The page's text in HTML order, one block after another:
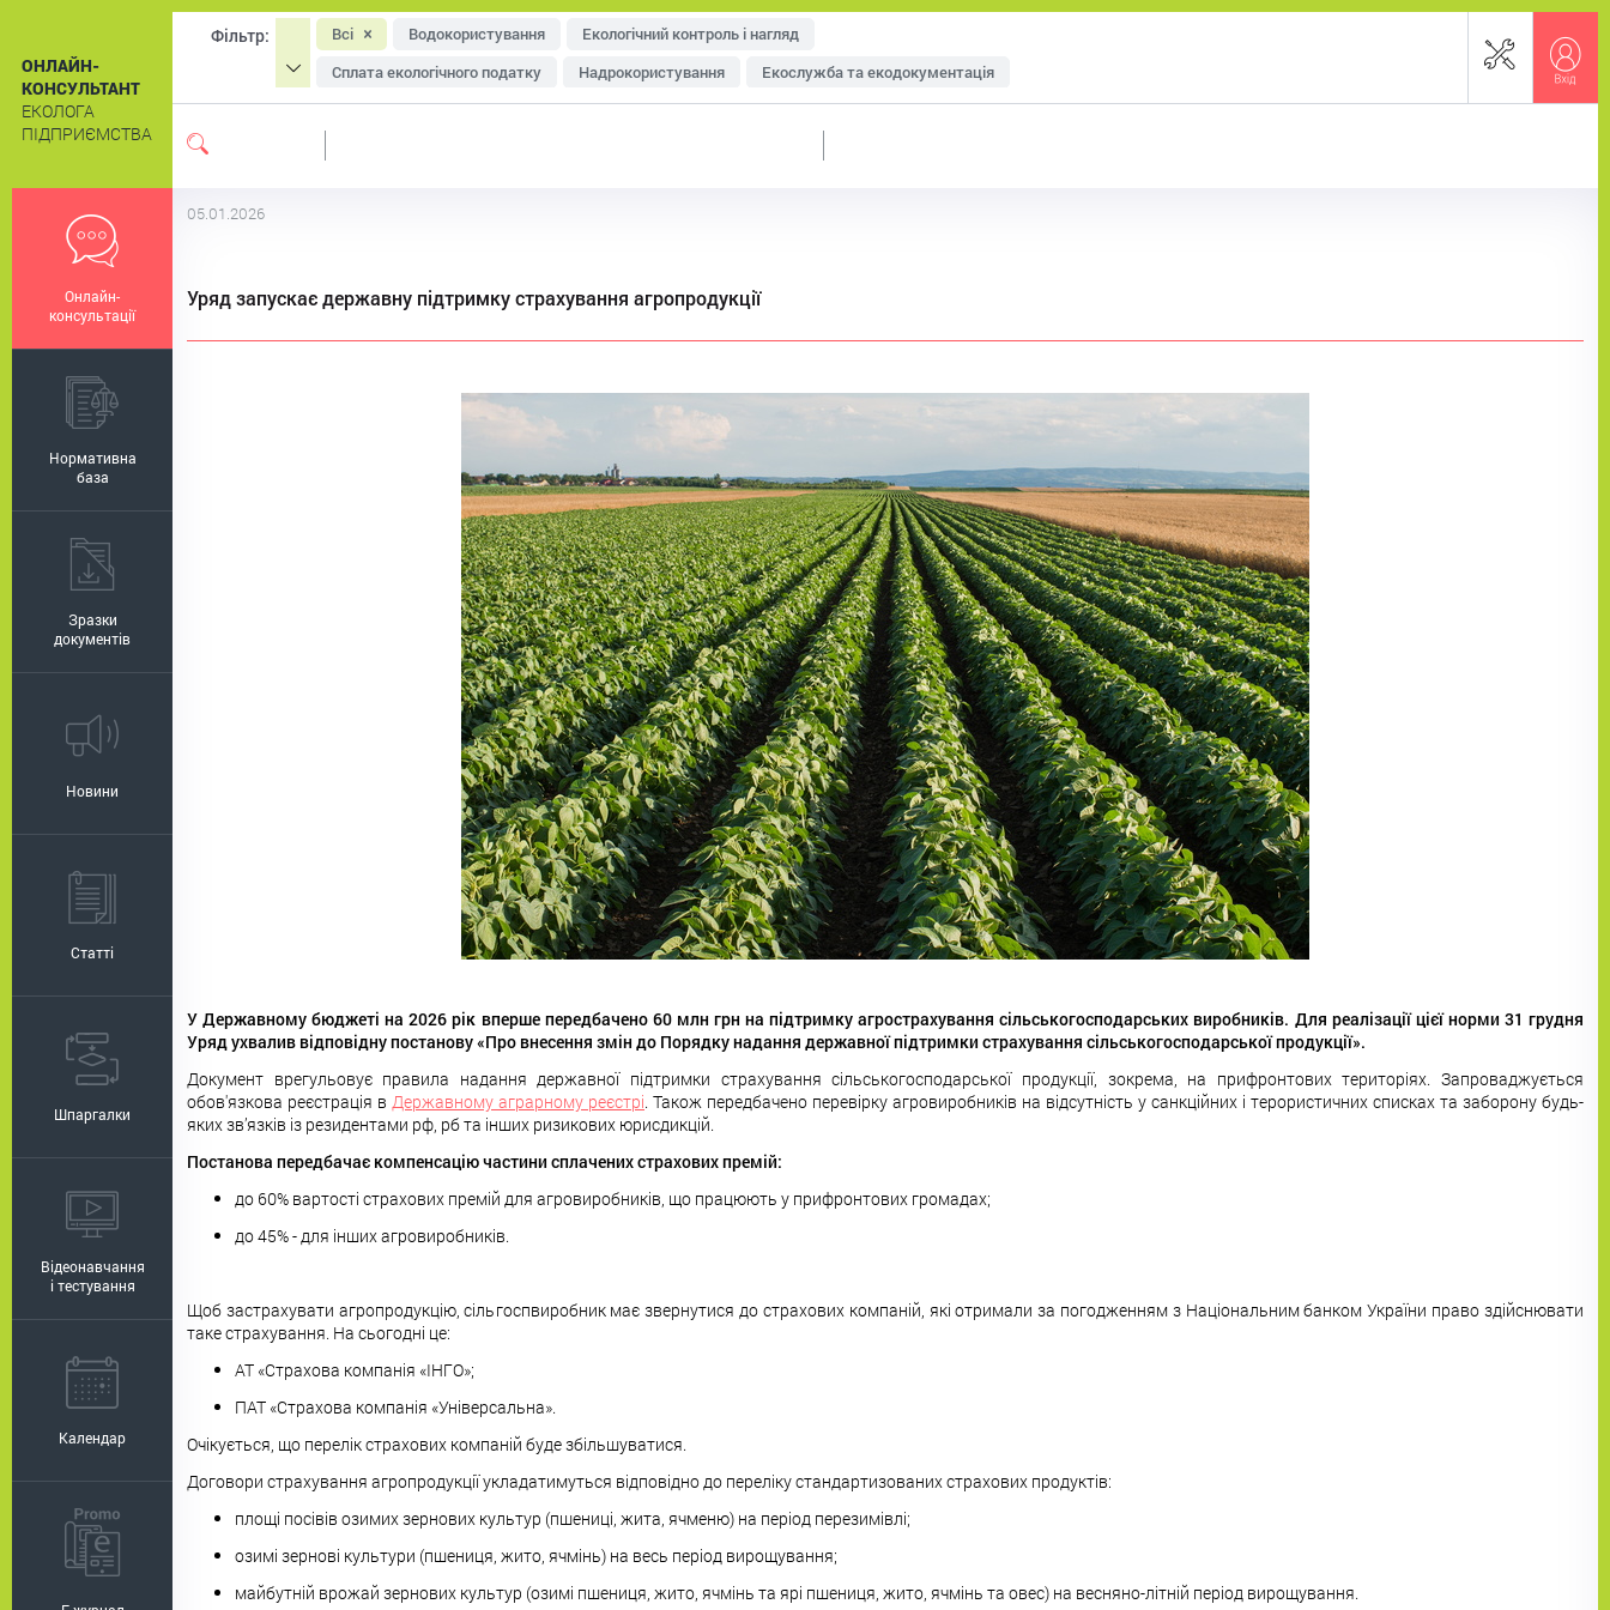
ОНЛАЙН-
КОНСУЛЬТАНТ
ЕКОЛОГА
ПІДПРИЄМСТВА
Онлайн-
консультації
Нормативна
база
Зразки
документів
Новини
Статті
Шпаргалки
Відеонавчання
і тестування
Календар
Фільтр: Всі Водокористування
Екологічний контроль і нагляд
Сплата екологічного податку
Надрокористування
Екослужба та екодокументація
Охорона атмосферного повітря
Управління відходами
Ресурсозбереження
05.01.2026
Уряд запускає державну підтримку страхування агропродукції
У Державному бюджеті на 2026 рік вперше передбачено 60 млн грн на підтримку агрострахування сільськогосподарських виробників. Для реалізації цієї норми 31 грудня
Уряд ухвалив відповідну постанову «Про внесення змін до Порядку надання державної підтримки страхування сільськогосподарської продукції».
Документ врегульовує правила надання державної підтримки страхування сільськогосподарської продукції, зокрема, на прифронтових територіях. Запроваджується
обов'язкова реєстрація в Державному аграрному реєстрі. Також передбачено перевірку агровиробників на відсутність у санкційних і терористичних списках та заборону будь-
яких зв’язків із резидентами рф, рб та інших ризикових юрисдикцій.
Постанова передбачає компенсацію частини сплачених страхових премій:
до 60% вартості страхових премій для агровиробників, що працюють у прифронтових громадах;
до 45% - для інших агровиробників.
Щоб застрахувати агропродукцію, сільгоспвиробник має звернутися до страхових компаній, які отримали за погодженням з Національним банком України право здійснювати
таке страхування. На сьогодні це:
АТ «Страхова компанія «ІНГО»;
ПАТ «Страхова компанія «Універсальна».
Очікується, що перелік страхових компаній буде збільшуватися.
Договори страхування агропродукції укладатимуться відповідно до переліку стандартизованих страхових продуктів:
площі посівів озимих зернових культур (пшениці, жита, ячменю) на період перезимівлі;
озимі зернові культури (пшениця, жито, ячмінь) на весь період вирощування;
майбутній врожай зернових культур (озимі пшениця, жито, ячмінь та ярі пшениця, жито, ячмінь та овес) на весняно-літній період вирощування.